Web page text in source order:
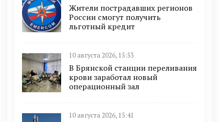
Жители пострадавших регионов
России смогут получить
льготный кредит
10 августа 2026, 15:53
В Брянской станции переливания
крови заработал новый
операционный зал
10 августа 2026, 15:41